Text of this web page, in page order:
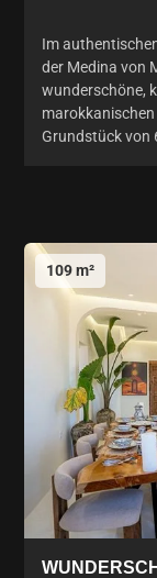
Im
der Medina von
wunderschöne,
Grundstück von
109 m²